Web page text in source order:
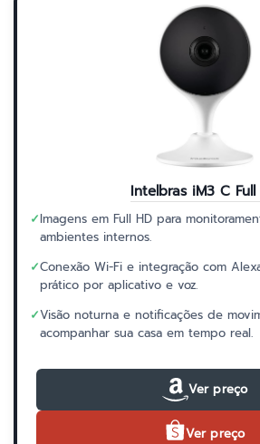
Intelbras iM3 C Full
✓Imagens em Full HD para
ambientes internos.
✓Conexão Wi-Fi e integração com
prático por aplicativo e voz.
✓Visão noturna e notificações de
acompanhar sua casa em tempo real.
Ver preço
Ver preço